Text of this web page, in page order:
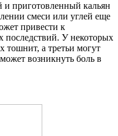
приготовленный кальян
смеси или углей еще
привести к
У некоторых
тошнит, а третьи могут
возникнуть боль в